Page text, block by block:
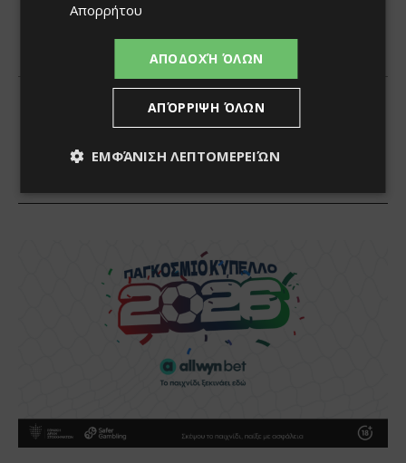
Απορρήτου
ΑΠΟΔΟΧΉ ΌΛΩΝ
ΑΠΌΡΡΙΨΗ ΌΛΩΝ
ΕΜΦΆΝΙΣΗ ΛΕΠΤΟΜΕΡΕΙΏΝ